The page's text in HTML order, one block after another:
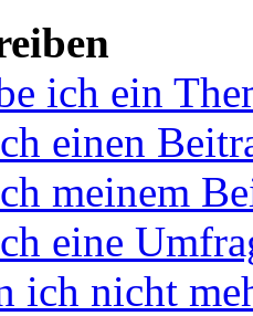
ich ein
einen
meinem
eine
ich nicht